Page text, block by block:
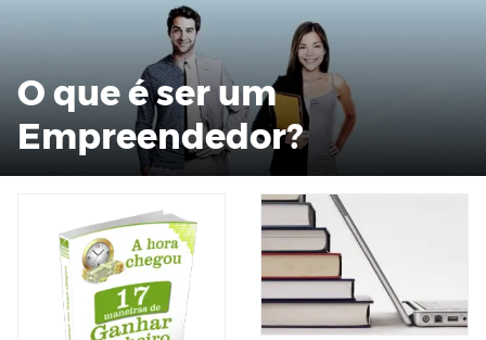
O que é ser um
Empreendedor?